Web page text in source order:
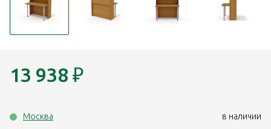
13 938 ₽
Москва
в наличии